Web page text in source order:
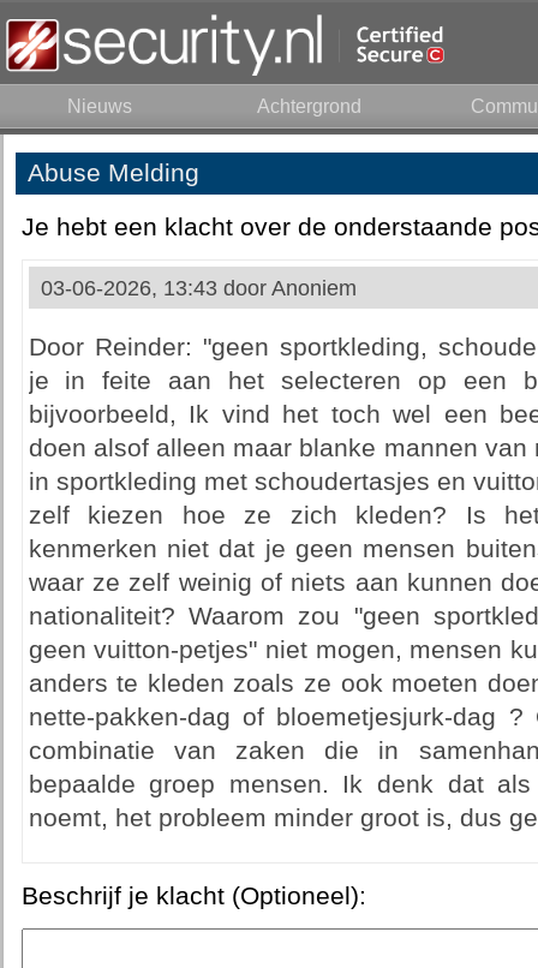
Nieuws Achtergrond
Abuse Melding
Je hebt een klacht over de onderstaande
03-06-2026, 13:43 door Anoniem
Door Reinder: "geen sportkleding,
je in feite aan het selecteren op een
bijvoorbeeld, Ik vind het toch wel een
doen alsof alleen maar blanke mannen
in sportkleding met schoudertasjes en
zelf kiezen hoe ze zich kleden? Is
kenmerken niet dat je geen mensen
waar ze zelf weinig of niets aan kunnen
nationaliteit? Waarom zou "geen
geen vuitton-petjes" niet mogen, mensen
anders te kleden zoals ze ook moeten
nette-pakken-dag of bloemetjesjurk-dag
combinatie van zaken die in
bepaalde groep mensen. Ik denk dat
noemt, het probleem minder groot is, dus
Beschrijf je klacht (Optioneel):